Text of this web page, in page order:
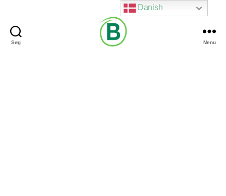
Søg Menu
Danish